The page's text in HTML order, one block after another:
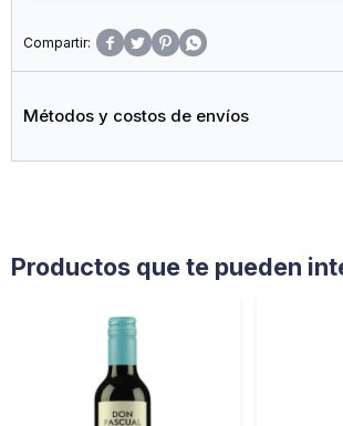
   
Métodos y costos de envíos
Productos que te pueden